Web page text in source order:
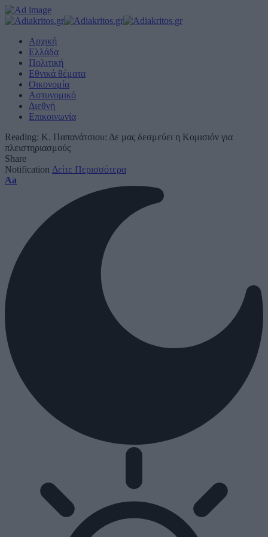
Αρχική
Ελλάδα
Πολιτική
Εθνικά θέματα
Οικονομία
Αστυνομικό
Διεθνή
Επικοινωνία
Reading: Κ. Παπανάτσιου: Δε μας δεσμεύει η Κομισιόν για
πλειστηριασμούς
Share
Notification Δείτε Περισσότερα
Font
Aa